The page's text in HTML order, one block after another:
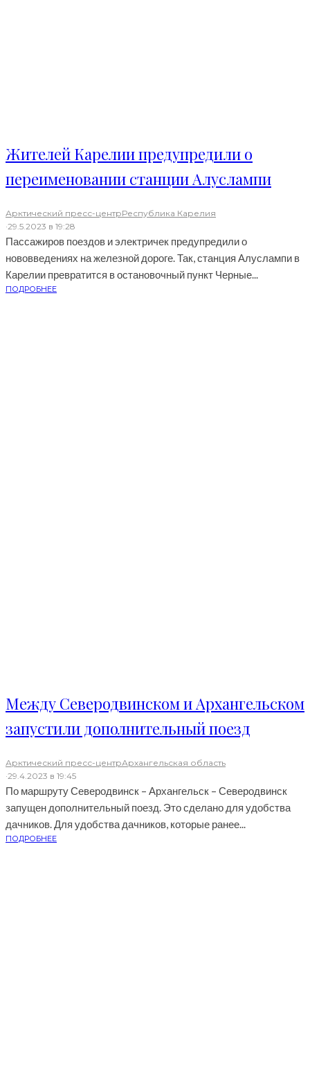
Жителей Карелии предупредили о
переименовании станции Алуслампи
Арктический пресс-центрРеспублика Карелия
·29.5.2023 в 19:28
Пассажиров поездов и электричек предупредили о
нововведениях на железной дороге. Так, станция Алуслампи в
Карелии превратится в остановочный пункт Черные...
ПОДРОБНЕЕ
Между Северодвинском и Архангельском
запустили дополнительный поезд
Арктический пресс-центрАрхангельская область
·29.4.2023 в 19:45
По маршруту Северодвинск – Архангельск – Северодвинск
запущен дополнительный поезд. Это сделано для удобства
дачников. Для удобства дачников, которые ранее...
ПОДРОБНЕЕ